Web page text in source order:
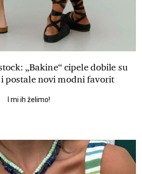
„Bakine“ cipele dobile su
postale novi modni favorit
I mi ih želimo!